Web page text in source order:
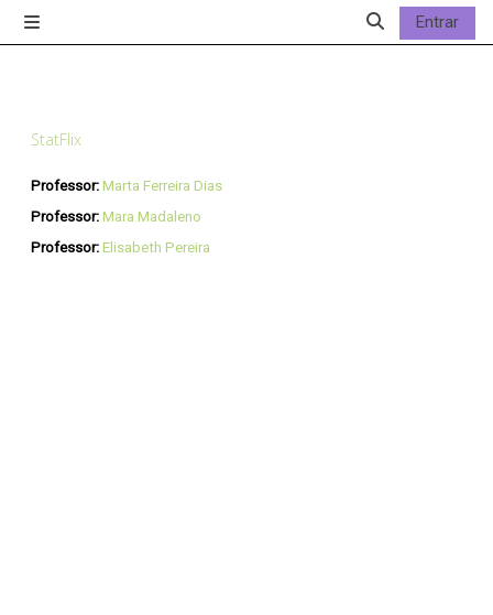
Alternar a
Entrar
StatFlix
Professor: Marta Ferreira Dias
Professor: Mara Madaleno
Professor: Elisabeth Pereira